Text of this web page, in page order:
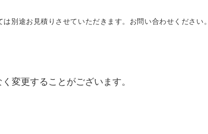
別途お見積りさせていただきます。お問い合わせください。
変更することがございます。